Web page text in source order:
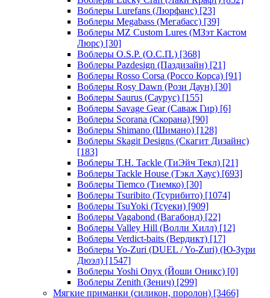
Воблеры Lurefans (Люрфанс) [23]
Воблеры Megabass (Мегабасс) [39]
Воблеры MZ Custom Lures (МЗэт Кастом
Люрс) [30]
Воблеры O.S.P. (О.С.П.) [368]
Воблеры Pazdesign (Паздизайн) [21]
Воблеры Rosso Corsa (Россо Корса) [91]
Воблеры Rosy Dawn (Рози Даун) [30]
Воблеры Saurus (Саурус) [155]
Воблеры Savage Gear (Саваж Гир) [6]
Воблеры Scorana (Скорана) [90]
Воблеры Shimano (Шимано) [128]
Воблеры Skagit Designs (Скагит Дизайнс)
[183]
Воблеры T.H. Tackle (ТиЭйч Текл) [21]
Воблеры Tackle House (Тэкл Хаус) [693]
Воблеры Tiemco (Тиемко) [30]
Воблеры Tsuribito (Тсурибито) [1074]
Воблеры TsuYoki (Тсуеки) [909]
Воблеры Vagabond (Вагабонд) [22]
Воблеры Valley Hill (Волли Хилл) [12]
Воблеры Verdict-baits (Вердикт) [17]
Воблеры Yo-Zuri (DUEL / Yo-Zuri) (Ю-Зури
Дюэл) [1547]
Воблеры Yoshi Onyx (Йоши Оникс) [0]
Воблеры Zenith (Зенич) [299]
Мягкие приманки (силикон, поролон) [3466]